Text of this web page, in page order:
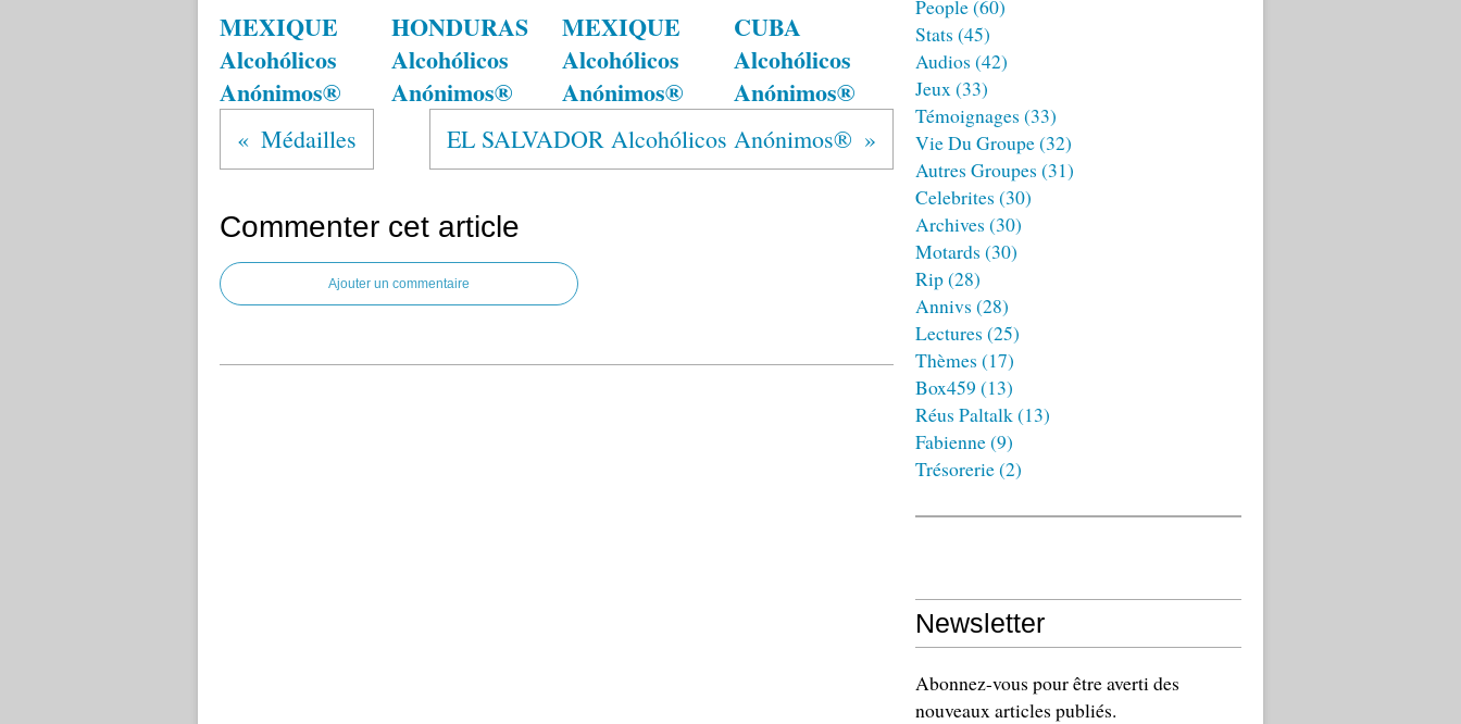
MEXIQUE
Alcohólicos
Anónimos®
HONDURAS
Alcohólicos
Anónimos®
MEXIQUE
Alcohólicos
Anónimos®
CUBA
Alcohólicos
Anónimos®
Médailles EL SALVADOR Alcohólicos Anónimos®
Commenter cet article
Ajouter un commentaire
People(60)
Stats (45)
Audios (42)
Jeux(33)
Témoignages (33)
Vie Du Groupe(32)
Autres Groupes (31)
Celebrites (30)
Archives (30)
Motards (30)
Rip(28)
Annivs (28)
Lectures (25)
Thèmes (17)
Box459 (13)
Réus Paltalk(13)
Fabienne(9)
Trésorerie(2)
Newsletter
Abonnez-vous pour être averti des
nouveaux articles publiés.